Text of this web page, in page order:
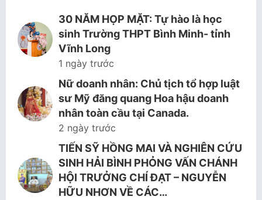
30 NĂM HỌP MẶT: Tự hào là học
sinh Trường THPT Bình Minh- tỉnh
Vĩnh Long
1 ngày trước
Nữ doanh nhân: Chủ tịch tổ hợp luật
sư Mỹ đăng quang Hoa hậu doanh
nhân toàn cầu tại Canada.
2 ngày trước
TIẾN SỸ HỒNG MAI VÀ NGHIÊN CỨU
SINH HẢI BÌNH PHỎNG VẤN CHÁNH
HỘI TRƯỞNG CHÍ ĐẠT – NGUYỄN
HỮU NHƠN VỀ CÁC…